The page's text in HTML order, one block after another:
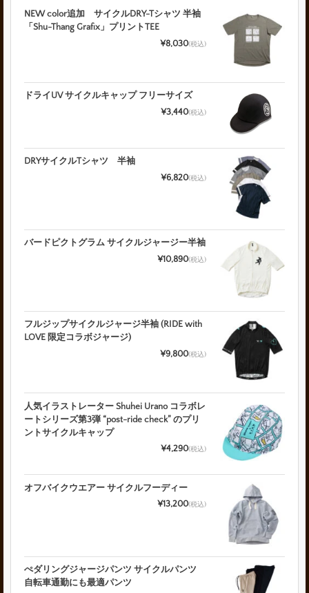
NEW color追加 サイクルDRY-Tシャツ 半袖
「Shu-Thang Grafix」プリントTEE
¥8,030(税込)
ドライUV サイクルキャップ フリーサイズ
¥3,440(税込)
DRYサイクルTシャツ 半袖
¥6,820(税込)
バードピクトグラム サイクルジャージー半袖
¥10,890(税込)
フルジップサイクルジャージ半袖 (RIDE with
LOVE 限定コラボジャージ)
¥9,800(税込)
人気イラストレーター Shuhei Urano コラボレ
ートシリーズ第3弾 “post-ride check” のプリ
ントサイクルキャップ
¥4,290(税込)
オフバイクウエアー サイクルフーディー
¥13,200(税込)
ぺダリングジャージパンツ サイクルパンツ
自転車通勤にも最適パンツ